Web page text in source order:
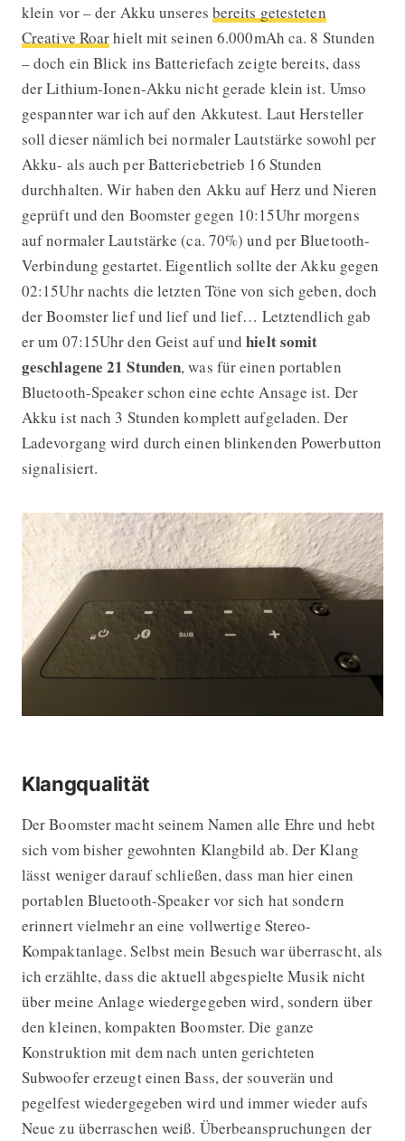
klein vor – der Akku unseres bereits getesteten
Creative Roarhielt mit seinen 6.000mAh ca. 8 Stunden
– doch ein Blick ins Batteriefach zeigte bereits, dass
der Lithium-Ionen-Akku nicht gerade klein ist. Umso
gespannter war ich auf den Akkutest. Laut Hersteller
soll dieser nämlich bei normaler Lautstärke sowohl per
Akku- als auch per Batteriebetrieb 16 Stunden
durchhalten. Wir haben den Akku auf Herz und Nieren
geprüft und den Boomster gegen 10:15Uhr morgens
auf normaler Lautstärke (ca. 70%) und per Bluetooth-
Verbindung gestartet. Eigentlich sollte der Akku gegen
02:15Uhr nachts die letzten Töne von sich geben, doch
der Boomster lief und lief und lief… Letztendlich gab
er um 07:15Uhr den Geist auf undhielt somit
geschlagene 21 Stunden, was für einen portablen
Bluetooth-Speaker schon eine echte Ansage ist. Der
Akku ist nach 3 Stunden komplett aufgeladen. Der
Ladevorgang wird durch einen blinkenden Powerbutton
signalisiert.
Klangqualität
Der Boomster macht seinem Namen alle Ehre und hebt
sich vom bisher gewohnten Klangbild ab. Der Klang
lässt weniger darauf schließen, dass man hier einen
portablen Bluetooth-Speaker vor sich hat sondern
erinnert vielmehr an eine vollwertige Stereo-
Kompaktanlage. Selbst mein Besuch war überrascht, als
ich erzählte, dass die aktuell abgespielte Musik nicht
über meine Anlage wiedergegeben wird, sondern über
den kleinen, kompakten Boomster. Die ganze
Konstruktion mit dem nach unten gerichteten
Subwoofer erzeugt einen Bass, der souverän und
pegelfest wiedergegeben wird und immer wieder aufs
Neue zu überraschen weiß. Überbeanspruchungen der